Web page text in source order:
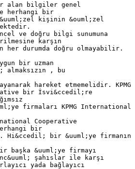
alan bilgiler genel
herhangi bir
kişinin &ouml;zel
ve doğru bilgi sunumuna
karşın
her durumda doğru olmayabilir.
bir uzman
almaksızın , bu
hareket etmemelidir. KPMG
bir İsvi&ccedil;re
firmaları KPMG International
Cooperative
bir
Hi&ccedil; bir &uuml;ye firmanın
başka &uuml;ye firmayı
şahıslar ile karşı
yada bağlayıcı